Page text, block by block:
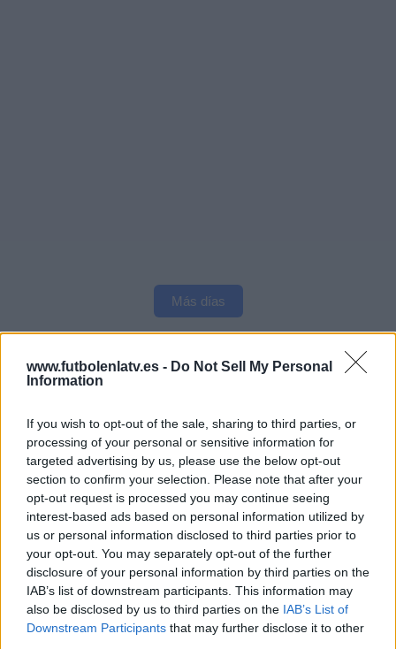
www.futbolenlatv.es - Do Not Sell My Personal
Information
If you wish to opt-out of the sale, sharing to third parties, or
processing of your personal or sensitive information for
targeted advertising by us, please use the below opt-out
section to confirm your selection. Please note that after your
opt-out request is processed you may continue seeing
interest-based ads based on personal information utilized by
us or personal information disclosed to third parties prior to
your opt-out. You may separately opt-out of the further
disclosure of your personal information by third parties on the
IAB’s list of downstream participants. This information may
also be disclosed by us to third parties on the IAB’s List of
Downstream Participants that may further disclose it to other
Más días
DATOS ESTADÍSTICOS DEL EQUIPO UD SAN PEDRO EN
TELEVISIÓN EN ESPAÑA
estadísticos de cuándo y dónde se televisan los partidos deFútboldel
equipoUD San PedroenEspaña , que fue el20/06/2015, podemos dar
los siguientes datos:
46
38 partidos en abierto
82,61%
8 partidos de pago
17,39%